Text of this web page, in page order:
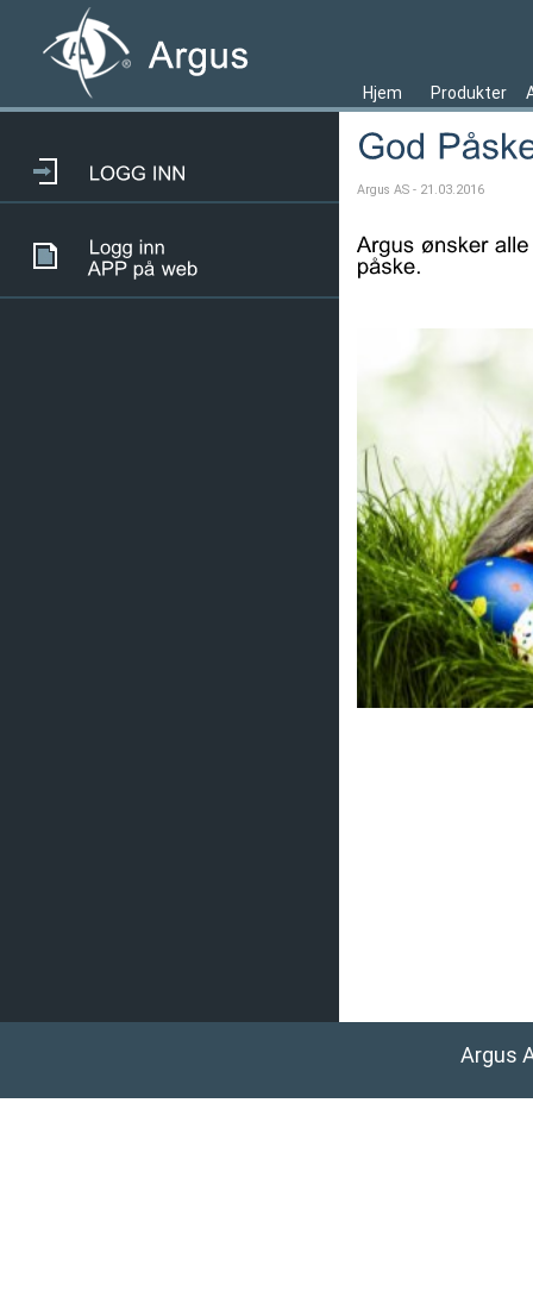
Hjem Produkter
Argus AS - 21.03.2016
Argus